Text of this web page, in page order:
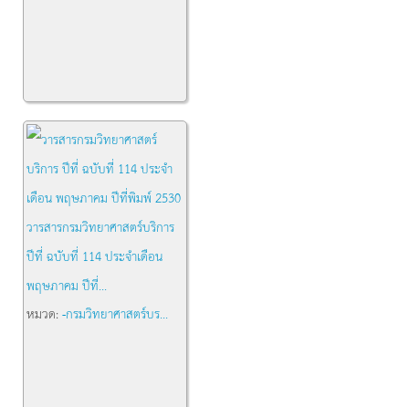
วารสารกรมวิทยาศาสตร์บริการ
ปีที่ ฉบับที่ 114 ประจำเดือน
พฤษภาคม ปีที่...
หมวด:-กรมวิทยาศาสตร์บร...